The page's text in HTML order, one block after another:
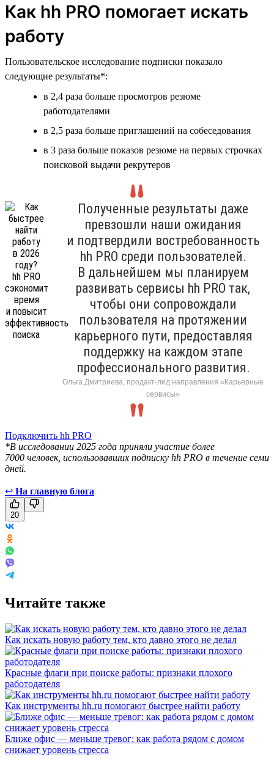
Как hh PRO помогает искать
работу
Пользовательское исследование подписки показало
следующие результаты*:
в 2,4 раза больше просмотров резюме
работодателями
в 2,5 раза больше приглашений на собеседования
в 3 раза больше показов резюме на первых строчках
поисковой выдачи рекрутеров
Полученные результаты даже
превзошли наши ожидания
и подтвердили востребованность
hh PRO среди пользователей.
В дальнейшем мы планируем
развивать сервисы hh PRO так,
чтобы они сопровождали
пользователя на протяжении
карьерного пути, предоставляя
поддержку на каждом этапе
профессионального развития.
Ольга Дмитриева, продакт-лид направления «Карьерные
сервисы»
Подключить hh PRO
*В исследовании 2025 года приняли участие более
7000 человек, использовавших подписку hh PRO в течение семи
дней.
↩ На главную блога
20
Читайте также
Как искать новую работу тем, кто давно этого не делал
Красные флаги при поиске работы: признаки плохого
работодателя
Как инструменты hh.ru помогают быстрее найти работу
Ближе офис — меньше тревог: как работа рядом с домом
снижает уровень стресса